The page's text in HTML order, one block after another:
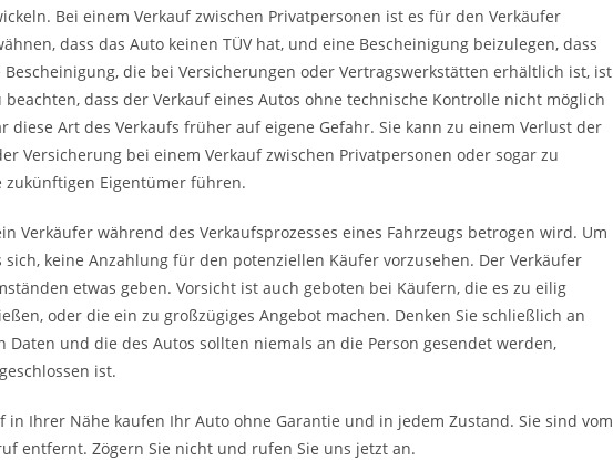
Bei einem Verkauf zwischen Privatpersonen ist es für den Verkäufer
dass das Auto keinen TÜV hat, und eine Bescheinigung beizulegen, dass
die bei Versicherungen oder Vertragswerkstätten erhältlich ist, ist
dass der Verkauf eines Autos ohne technische Kontrolle nicht möglich
diese Art des Verkaufs früher auf eigene Gefahr. Sie kann zu einem Verlust der
Versicherung bei einem Verkauf zwischen Privatpersonen oder sogar zu
Eigentümer führen.
Verkäufer während des Verkaufsprozesses eines Fahrzeugs betrogen wird. Um
keine Anzahlung für den potenziellen Käufer vorzusehen. Der Verkäufer
etwas geben. Vorsicht ist auch geboten bei Käufern, die es zu eilig
oder die ein zu großzügiges Angebot machen. Denken Sie schließlich an
und die des Autos sollten niemals an die Person gesendet werden,
ist.
Ihrer Nähe kaufen Ihr Auto ohne Garantie und in jedem Zustand. Sie sind vom
entfernt. Zögern Sie nicht und rufen Sie uns jetzt an.